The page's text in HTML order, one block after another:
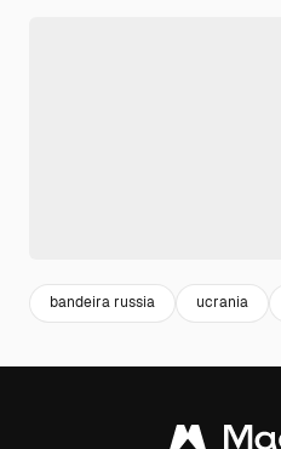
bandeira russia ucrania